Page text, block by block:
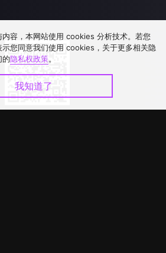
容，本网站使用 cookies 分析技术。若您
您同意我们使用 cookies，关于更多相关隐
的隐私权政策。
我知道了